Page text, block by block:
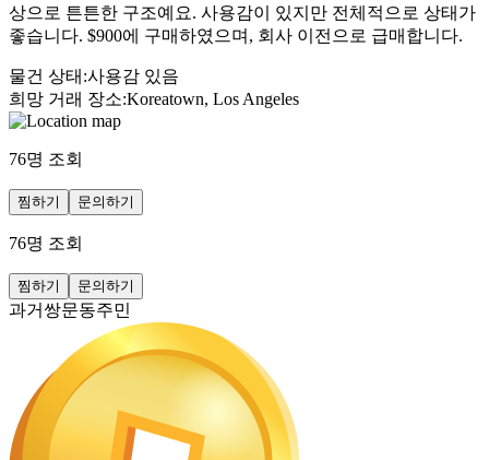
상으로 튼튼한 구조예요. 사용감이 있지만 전체적으로 상태가
좋습니다. $900에 구매하였으며, 회사 이전으로 급매합니다.
물건 상태 :사용감 있음
희망 거래 장소:Koreatown, Los Angeles
76명 조회
찜하기 문의하기
76명 조회
찜하기 문의하기
과거쌍문동주민